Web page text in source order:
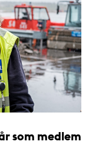
som medlem